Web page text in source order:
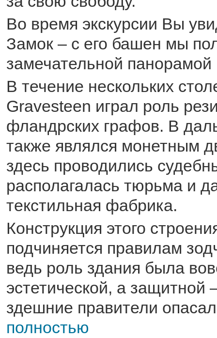
Во время экскурсии Вы
Замок – с его башен мы
замечательной панорамой
В течение нескольких
Gravesteen играл роль
фландрских графов. В
также являлся монетным
здесь проводились
располагалась тюрьма и
текстильная фабрика.
Конструкция этого
подчиняется правилам
ведь роль здания была
эстетической, а защитной
здешние правители
полностью